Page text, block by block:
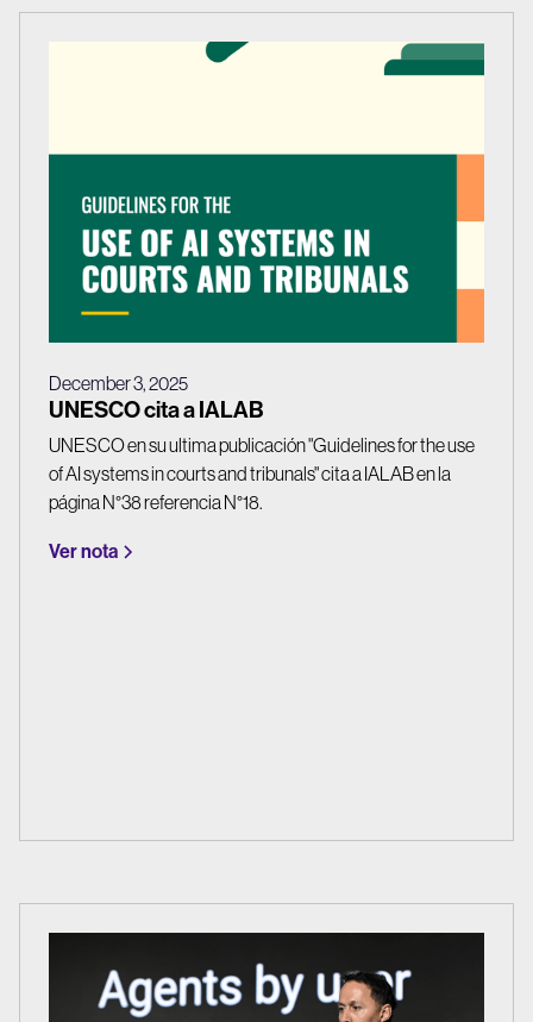
December 3, 2025
UNESCO cita a IALAB
UNESCO en su ultima publicación "Guidelines for the use
of AI systems in courts and tribunals" cita a IALAB en la
página N°38 referencia N°18.
Ver nota